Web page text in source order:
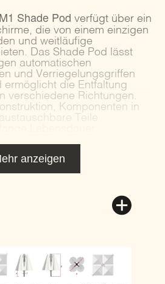
Shade Pod verfügt über ein
die von einem einzigen
und weitläufige
Das Shade Pod lässt
automatischen
und Verriegelungsgriffen
ermöglicht die Entfaltung
verschiedene Richtungen.
Komponenten in
Teile
anzeigen